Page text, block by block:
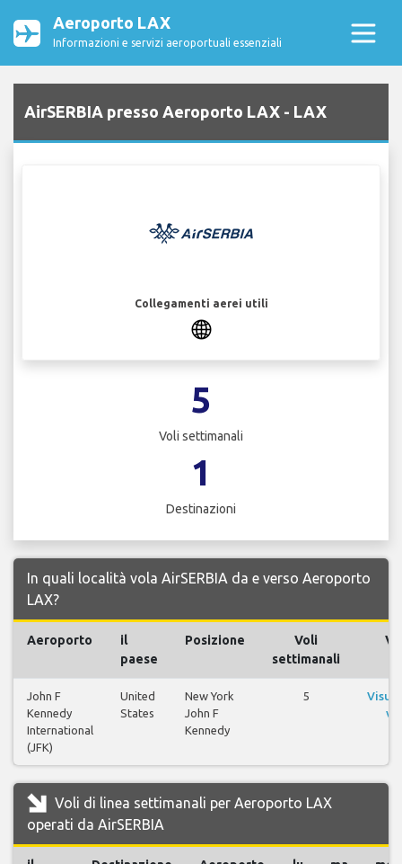
Aeroporto LAX
Informazioni e servizi aeroportuali essenziali
AirSERBIA presso Aeroporto LAX - LAX
Collegamenti aerei utili
5
Voli settimanali
1
Destinazioni
In quali località vola AirSERBIA da e verso Aeroporto
LAX?
Aeroporto
il
paese
Posizione
Voli
settimanali
John F
Kennedy
International
(JFK)
United
States
New York
John F
Kennedy
5
Voli di linea settimanali per Aeroporto LAX
operati da AirSERBIA